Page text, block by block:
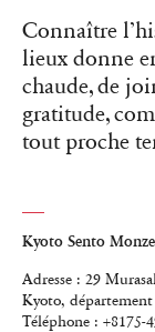
Connaître
lieux donne
chaude, de
gratitude,
tout proche
Kyoto Sento
Adresse : 29
Kyoto,
Téléphone : +8175-